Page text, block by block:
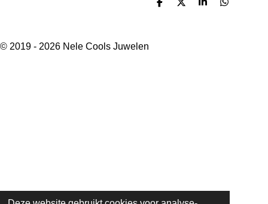
D
D
S
D
© 2019 - 2026 Nele Cools Juwelen